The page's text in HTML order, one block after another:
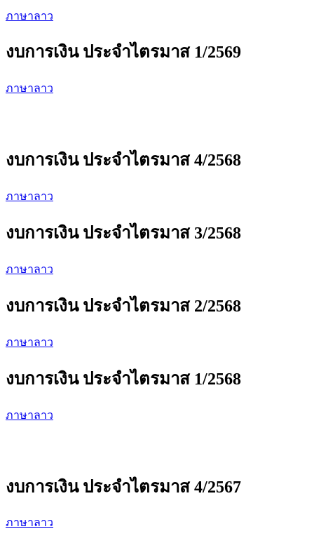
ภาษาลาว
งบการเงิน ประจำไตรมาส 1/2569
ภาษาลาว
งบการเงิน ประจำไตรมาส 4/2568
ภาษาลาว
งบการเงิน ประจำไตรมาส 3/2568
ภาษาลาว
งบการเงิน ประจำไตรมาส 2/2568
ภาษาลาว
งบการเงิน ประจำไตรมาส 1/2568
ภาษาลาว
งบการเงิน ประจำไตรมาส 4/2567
ภาษาลาว